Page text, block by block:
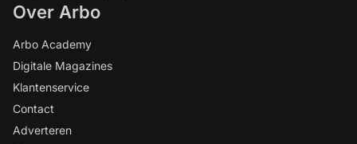
Over Arbo
Arbo Academy
Digitale Magazines
Klantenservice
Contact
Adverteren